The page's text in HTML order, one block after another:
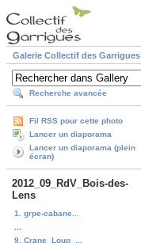
Galerie Collectif des Garrigues
Recherche avancée
Fil RSS pour cette photo
Lancer un diaporama
Lancer un diaporama (plein
écran)
2012_09_RdV_Bois-des-
Lens
1. grpe-cabane...
9. Crane_Loup_...